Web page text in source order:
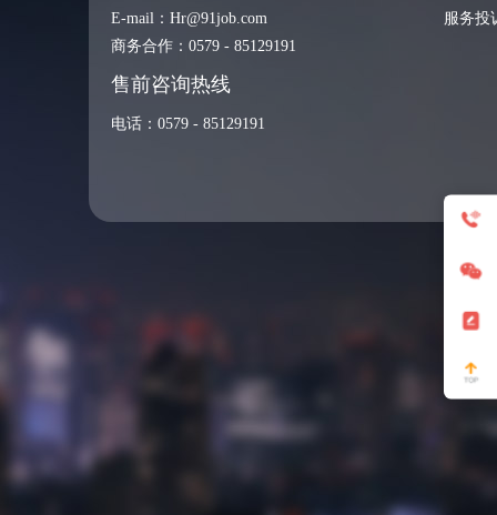
E-mail：Hr@91job.com
商务合作：0579 - 85129191
售前咨询热线
电话： 0579 - 85129191
服务投